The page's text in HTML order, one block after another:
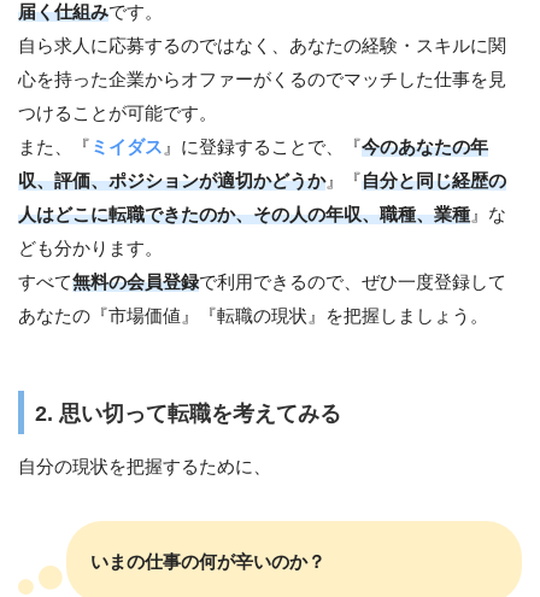
届く仕組みです。
自ら求人に応募するのではなく、あなたの経験・スキルに関
心を持った企業からオファーがくるのでマッチした仕事を見
つけることが可能です。
また、『 ミイダス 』に登録することで、『今のあなたの年
収、評価、ポジションが適切かどうか』『自分と同じ経歴の
人はどこに転職できたのか、その人の年収、職種、業種 』な
ども分かります。
すべて無料の会員登録で利用できるので、ぜひ一度登録して
あなたの『市場価値』『転職の現状』を把握しましょう。
2. 思い切って転職を考えてみる
自分の現状を把握するために、
いまの仕事の何が辛いのか？